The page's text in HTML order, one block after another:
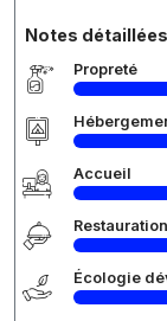
Notes
Propreté
Accueil
Restauration
Écologie